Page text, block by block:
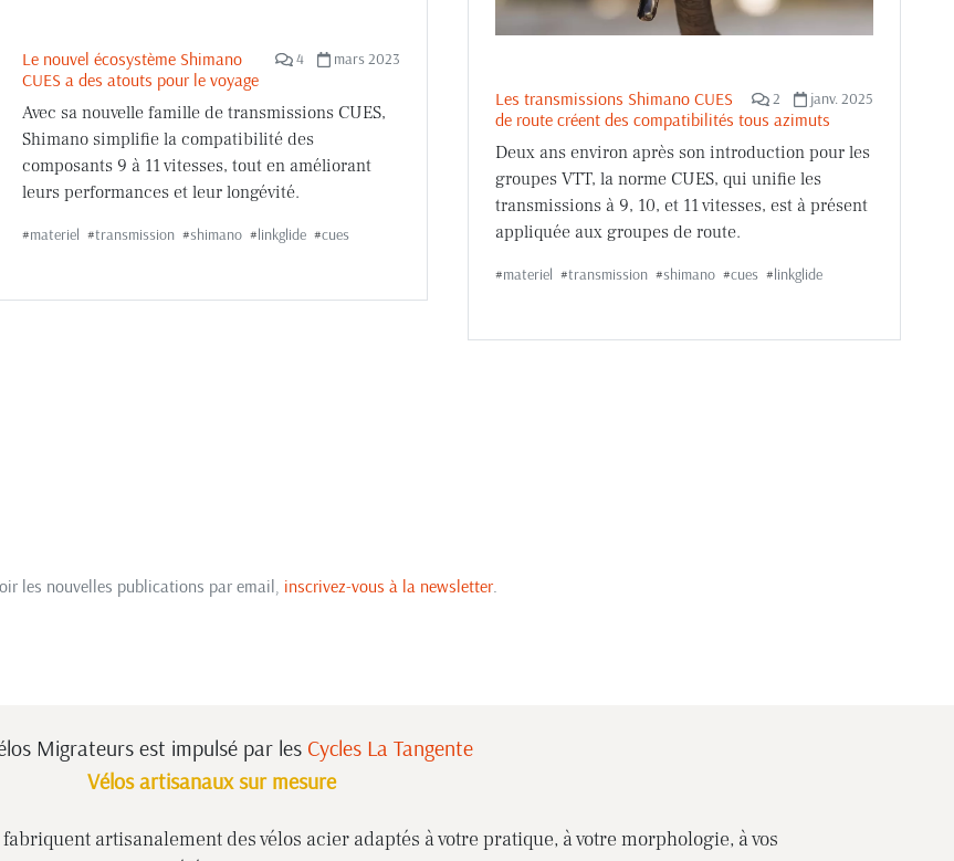
4 mars 2023
Le nouvel écosystème Shimano
CUES a des atouts pour le voyage
Avec sa nouvelle famille de transmissions CUES,
Shimano simplifie la compatibilité des
composants 9 à 11 vitesses, tout en améliorant
leurs performances et leur longévité.
#materiel #transmission #shimano #linkglide #cues
2 janv. 2025
Les transmissions Shimano CUES
de route créent des compatibilités tous azimuts
Deux ans environ après son introduction pour les
groupes VTT, la norme CUES, qui unifie les
transmissions à 9, 10, et 11 vitesses, est à présent
appliquée aux groupes de route.
#materiel #transmission #shimano #cues #linkglide
les nouvelles publications par email, inscrivez-vous à la newsletter.
Migrateurs est impulsé par les Cycles La Tangente
Vélos artisanaux sur mesure
artisanalement des vélos acier adaptés à votre pratique, à votre morphologie, à vos